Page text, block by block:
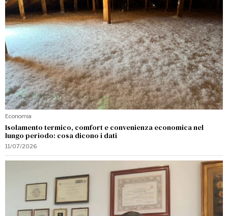
Economia
Isolamento termico, comfort e convenienza economica nel
lungo periodo: cosa dicono i dati
11/07/2026